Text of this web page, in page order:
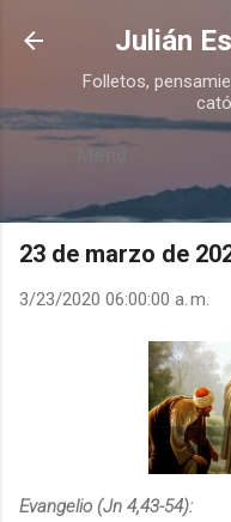
Ir al
Julián
Folletos,
Menú
23 de marzo de
3/23/2020 06:00:00 a. m.
Evangelio (Jn 4,43-54):